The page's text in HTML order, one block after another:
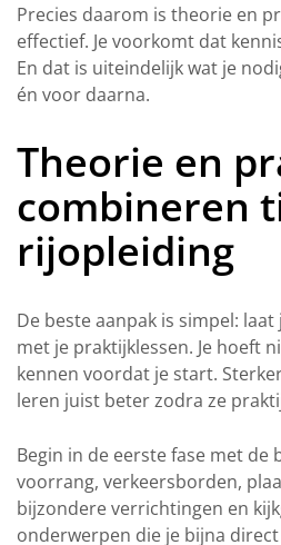
Precies daarom is theorie en
effectief. Je voorkomt dat
En dat is uiteindelijk wat je
én voor daarna.
Theorie en
combineren
rijopleiding
De beste aanpak is simpel:
met je praktijklessen. Je hoeft
kennen voordat je start.
leren juist beter zodra ze
Begin in de eerste fase met de
voorrang, verkeersborden,
bijzondere verrichtingen en
onderwerpen die je bijna